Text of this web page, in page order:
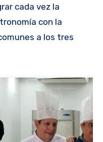
cada vez la
con la
a los tres